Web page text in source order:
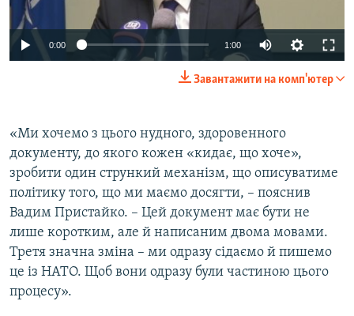
0:00 1:00
Завантажити на комп'ютер
«Ми хочемо з цього нудного, здоровенного
документу, до якого кожен «кидає, що хоче»,
зробити один стрункий механізм, що описуватиме
політику того, що ми маємо досягти, – пояснив
Вадим Пристайко. – Цей документ має бути не
лише коротким, але й написаним двома мовами.
Третя значна зміна – ми одразу сідаємо й пишемо
це із НАТО. Щоб вони одразу були частиною цього
процесу».